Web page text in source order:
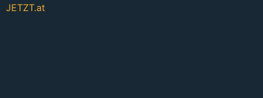
JETZT.at